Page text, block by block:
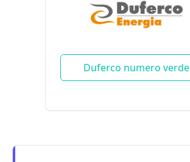
Duferco numero verde